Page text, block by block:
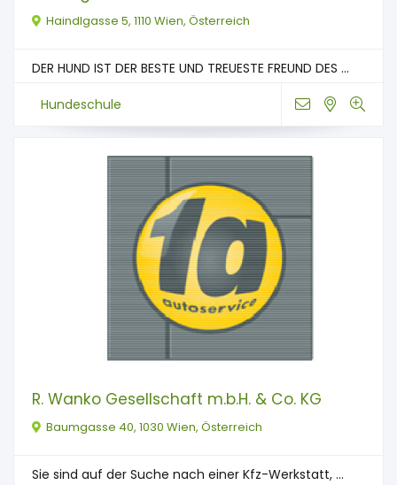
Haindlgasse 5, 1110 Wien, Österreich
DER HUND IST DER BESTE UND TREUESTE FREUND DES ...
Hundeschule
R. Wanko Gesellschaft m.b.H. & Co. KG
Baumgasse 40, 1030 Wien, Österreich
Sie sind auf der Suche nach einer Kfz-Werkstatt, ...